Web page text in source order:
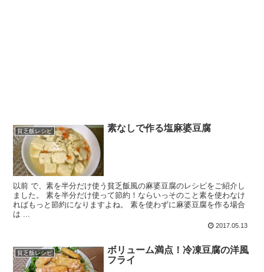
貧乏飯レシピ 素なしで作る塩麻婆豆腐
以前 で、素を半分だけ使う貧乏飯風の麻婆豆腐のレシピをご紹介し
ました。 素を半分だけ使って節約！ならいっそのこと素を使わなけ
ればもっと節約になりますよね。 素を使わずに麻婆豆腐を作る場合
は ...
2017.05.13
貧乏飯レシピ
ボリューム満点！冷凍豆腐の洋風
フライ